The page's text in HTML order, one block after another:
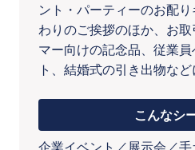
ント・パーティーのお配
わりのご挨拶のほか、お
マー向けの記念品、従業
ト、結婚式の引き出物など
こんなシ